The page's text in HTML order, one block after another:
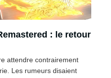
: le retour
attendre contrairement
Les rumeurs disaient